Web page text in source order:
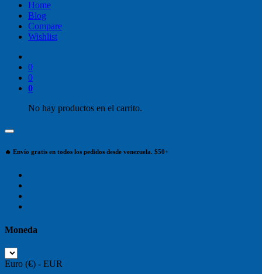
Home
Blog
Compare
Wishlist
0
0
0
No hay productos en el carrito.
🔥 Envío gratis en todos los pedidos desde venezuela. $50+
Moneda
Euro (€) - EUR